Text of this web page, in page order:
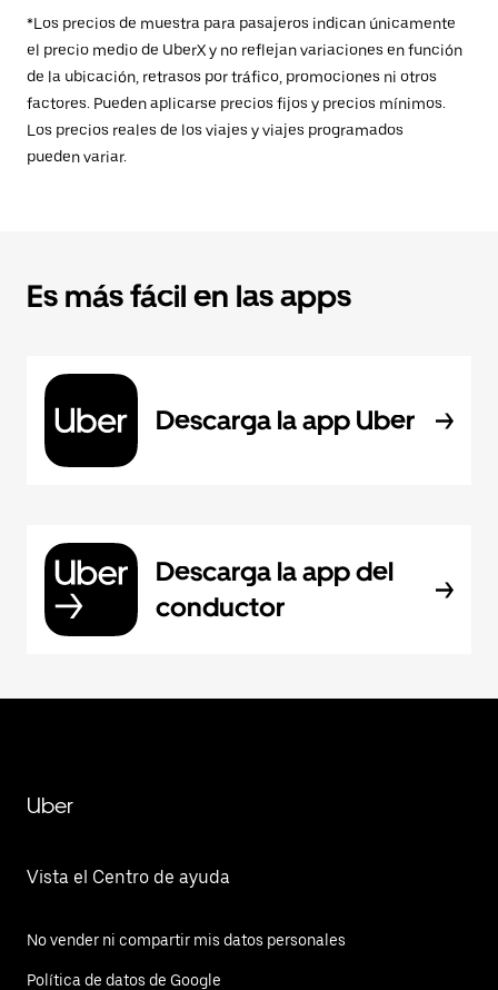
*Los precios de muestra para pasajeros indican únicamente
el precio medio de UberX y no reflejan variaciones en función
de la ubicación, retrasos por tráfico, promociones ni otros
factores. Pueden aplicarse precios fijos y precios mínimos.
Los precios reales de los viajes y viajes programados
pueden variar.
Es más fácil en las apps
Descarga la app Uber
Descarga la app del
conductor
Uber
Vista el Centro de ayuda
No vender ni compartir mis datos personales
Política de datos de Google